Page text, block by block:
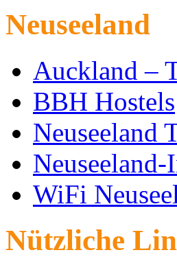
Neuseeland
Auckland –
BBH Hostels
Neuseeland
Neuseeland-
WiFi
Nützliche